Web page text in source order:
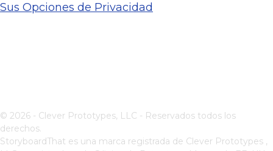
Sus Opciones de Privacidad
© 2026 - Clever Prototypes, LLC - Reservados todos los
derechos.
StoryboardThat es una marca registrada de Clever Prototypes ,